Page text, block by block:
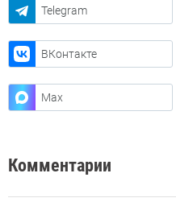
Telegram
ВКонтакте
Max
Комментарии